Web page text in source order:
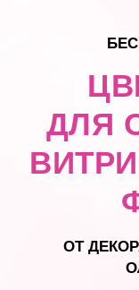
ОТ
ДЛЯ